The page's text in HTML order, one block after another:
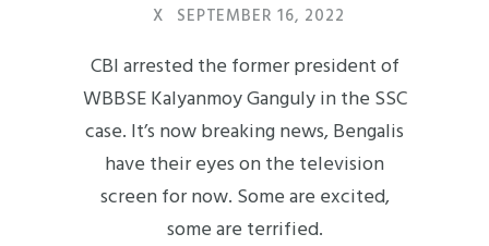
X SEPTEMBER 16, 2022
CBI arrested the former president of
WBBSE Kalyanmoy Ganguly in the SSC
case. It’s now breaking news, Bengalis
have their eyes on the television
screen for now. Some are excited,
some are terrified.